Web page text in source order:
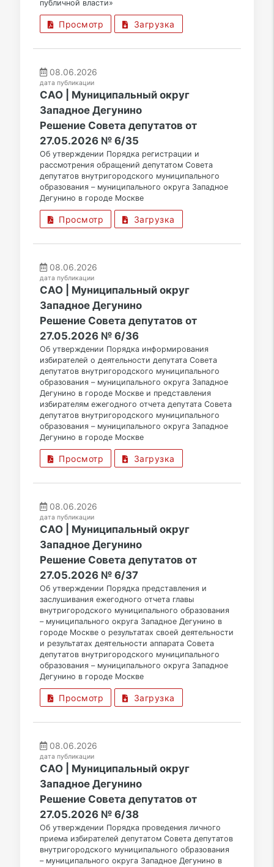
публичной власти»
Просмотр Загрузка
08.06.2026
дата публикации
САО | Муниципальный округ
Западное Дегунино
Решение Совета депутатов от
27.05.2026 № 6/35
Об утверждении Порядка регистрации и
рассмотрения обращений депутатом Совета
депутатов внутригородского муниципального
образования – муниципального округа Западное
Дегунино в городе Москве
Просмотр Загрузка
08.06.2026
дата публикации
САО | Муниципальный округ
Западное Дегунино
Решение Совета депутатов от
27.05.2026 № 6/36
Об утверждении Порядка информирования
избирателей о деятельности депутата Совета
депутатов внутригородского муниципального
образования – муниципального округа Западное
Дегунино в городе Москве и представления
избирателям ежегодного отчета депутата Совета
депутатов внутригородского муниципального
образования – муниципального округа Западное
Дегунино в городе Москве
Просмотр Загрузка
08.06.2026
дата публикации
САО | Муниципальный округ
Западное Дегунино
Решение Совета депутатов от
27.05.2026 № 6/37
Об утверждении Порядка представления и
заслушивания ежегодного отчета главы
внутригородского муниципального образования
– муниципального округа Западное Дегунино в
городе Москве о результатах своей деятельности
и результатах деятельности аппарата Совета
депутатов внутригородского муниципального
образования – муниципального округа Западное
Дегунино в городе Москве
Просмотр Загрузка
08.06.2026
дата публикации
САО | Муниципальный округ
Западное Дегунино
Решение Совета депутатов от
27.05.2026 № 6/38
Об утверждении Порядка проведения личного
приема избирателей депутатом Совета депутатов
внутригородского муниципального образования
– муниципального округа Западное Дегунино в